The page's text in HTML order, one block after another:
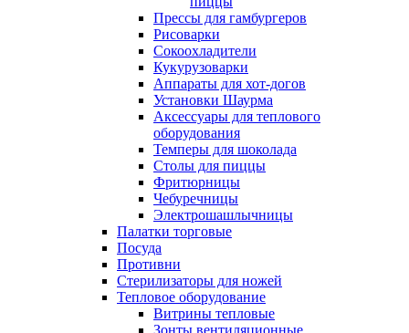
Прессы для гамбургеров
Рисоварки
Сокоохладители
Кукурузоварки
Аппараты для хот-догов
Установки Шаурма
Аксессуары для теплового
оборудования
Темперы для шоколада
Столы для пиццы
Фритюрницы
Чебуречницы
Электрошашлычницы
Палатки торговые
Посуда
Противни
Стерилизаторы для ножей
Тепловое оборудование
Витрины тепловые
Зонты вентиляционные